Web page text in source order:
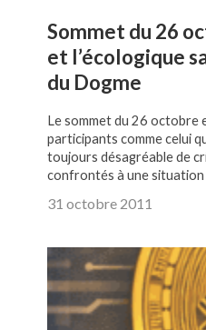
Sommet du 26
et l’écologique
du Dogme
Le sommet du 26 octobre
participants comme celui
toujours désagréable de
confrontés à une situation
31 octobre 2011